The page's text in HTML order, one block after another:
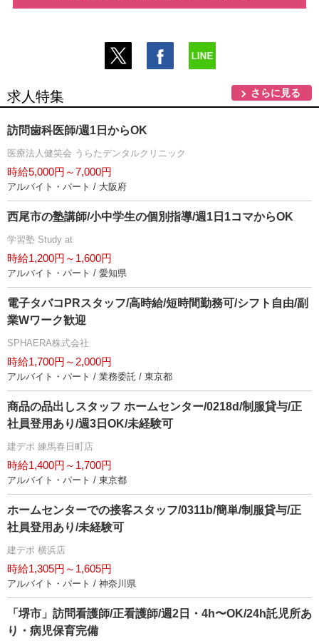
求人特集 さらに見る
訪問歯科医師/週1日からOK
医療法人健笑会 うらたデンタルクリニック
時給5,000円～7,000円
アルバイト・パート / 大阪府
西尾市の塾講師/小中学生の個別指導/週1日1コマからOK
学習塾 Study at
時給1,200円～1,600円
アルバイト・パート / 愛知県
電子タバコPRスタッフ/高時給/短時間勤務可/シフト自由/副
業Wワーク歓迎
SPHAERA株式会社
時給1,700円～2,000円
アルバイト・パート / 業務委託 / 東京都
商品の品出しスタッフ ホームセンター/0218d/制服貸与/正
社員登用あり/週3日OK/未経験可
建デポ 練馬春日町店
時給1,400円～1,700円
アルバイト・パート / 東京都
ホームセンターでの接客スタッフ/0311b/簡単/制服貸与/正
社員登用あり/未経験可
建デポ 横浜店
時給1,305円～1,605円
アルバイト・パート / 神奈川県
「堺市」訪問看護師/正看護師/週2日・4h〜OK/24h託児所あ
り・病児保育完備